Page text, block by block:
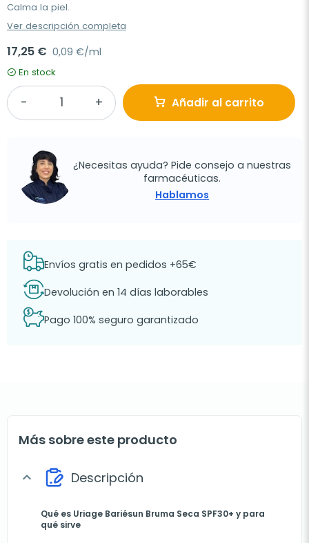
Calma la piel.
Ver descripción completa
17,25 € 0,09 €/ml
En stock
Añadir al carrito
¿Necesitas ayuda? Pide consejo a nuestras
farmacéuticas.
Hablamos
Envíos gratis en pedidos +65€
Devolución en 14 días laborables
Pago 100% seguro garantizado
Más sobre este producto
expand_more Descripción
Qué es Uriage Bariésun Bruma Seca SPF30+ y para
qué sirve